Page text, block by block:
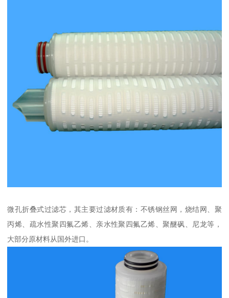
微孔折叠式过滤芯，其主要过滤材质有：不锈钢丝网，烧结网、聚
丙烯、疏水性聚四氟乙烯、亲水性聚四氟乙烯、聚醚砜、尼龙等，
大部分原材料从国外进口。